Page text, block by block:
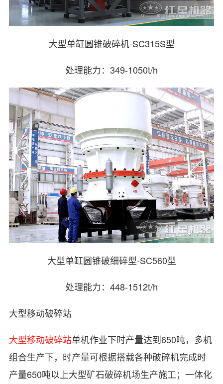
大型单缸圆锥破碎机-SC315S型
处理能力：349-1050t/h
大型单缸圆锥破细碎型-SC560型
处理能力：448-1512t/h
大型移动破碎站
大型移动破碎站单机作业下时产量达到650吨，多机
组合生产下，时产量可根据搭载各种破碎机完成时
产量650吨以上大型矿石破碎机场生产施工；一体化